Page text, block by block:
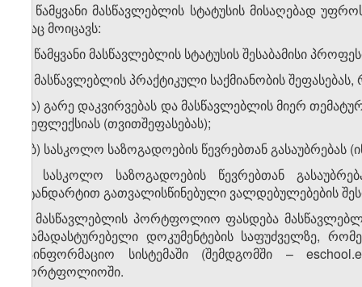
2. წამყვანი მასწავლებლის სტატუსის მისაღებად
რაც მოიცავს:
ა) წამყვანი მასწავლებლის სტატუსის შესაბამისი
ბ) მასწავლებლის პრაქტიკული საქმიანობის
ბ.ა) გარე დაკვირვებას და მასწავლებლის მიერ
რეფლექსიას (თვითშეფასებას);
ბ.ბ) სასკოლო საზოგადოების წევრებთან
3. სასკოლო საზოგადოების წევრებთან
სტანდარტით გათვალისწინებული ვალდებულებების
4. მასწავლებლის პორტფოლიო ფასდება
დამადასტურებელი დოკუმენტების საფუძველზე,
საინფორმაციო სისტემაში (შემდგომში –
პორტფოლიოში.